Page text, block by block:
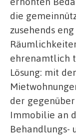
die
zusehends
ehrenamtlich
Lösung: mit
der
Immobilie an
Behandlungs-